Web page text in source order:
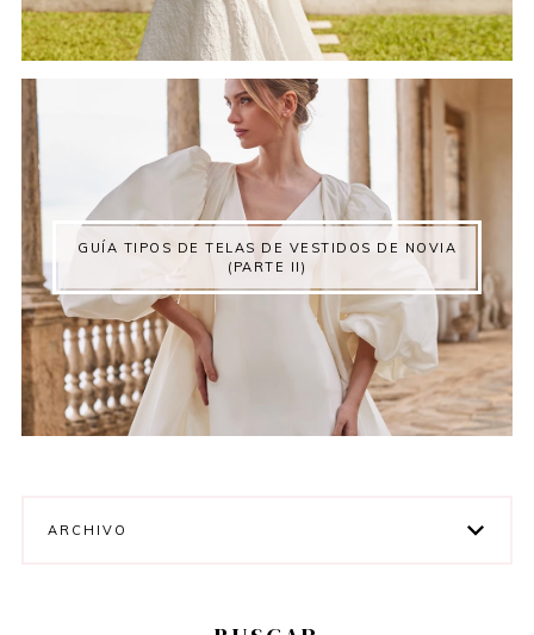
GUÍA TIPOS DE TELAS DE VESTIDOS DE NOVIA
(PARTE II)
ARCHIVO